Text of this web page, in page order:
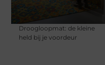
Droogloopmat: de kleine
held bij je voordeur